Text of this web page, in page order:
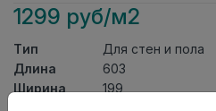
1299 руб/м2
Тип
Для стен и пола
Длина
603
Ширина
199